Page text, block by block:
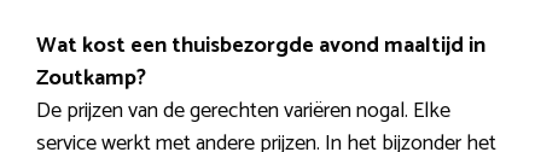
Wat kost een thuisbezorgde avond maaltijd in
Zoutkamp?
De prijzen van de gerechten variëren nogal. Elke
service werkt met andere prijzen. In het bijzonder het